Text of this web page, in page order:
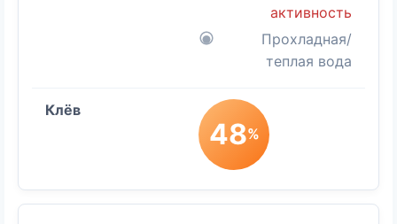
активность
Прохладная/
теплая вода
48%